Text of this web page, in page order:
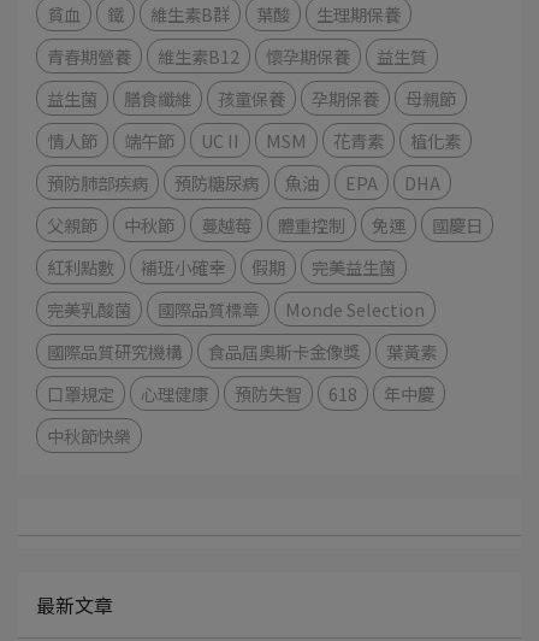
貧血
鐵 維生素B群 葉酸
生理期保養
青春期營養
維生素B12 懷孕期保養
益生質
益生菌
膳食纖維 孩童保養 孕期保養
母親節
情人節
端午節 UC II MSM 花青素
植化素
預防肺部疾病
預防糖尿病 魚油 EPA
DHA
父親節
中秋節 蔓越莓 體重控制 免運
國慶日
紅利點數
補班小確幸 假期
完美益生菌
完美乳酸菌
國際品質標章
Monde Selection
國際品質研究機構
食品屆奧斯卡金像獎
葉黃素
口罩規定
心理健康 預防失智 618
年中慶
中秋節快樂
最新文章